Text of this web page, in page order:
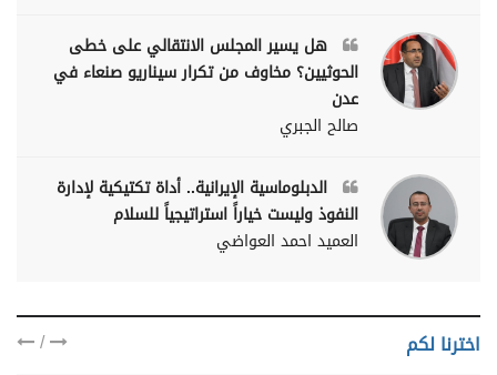
هل يسير المجلس الانتقالي على خطى
الحوثيين؟ مخاوف من تكرار سيناريو صنعاء في
عدن
صالح الجبري
الدبلوماسية الإيرانية.. أداة تكتيكية لإدارة
النفوذ وليست خياراً استراتيجياً للسلام
العميد احمد العواضي
اخترنا لكم /